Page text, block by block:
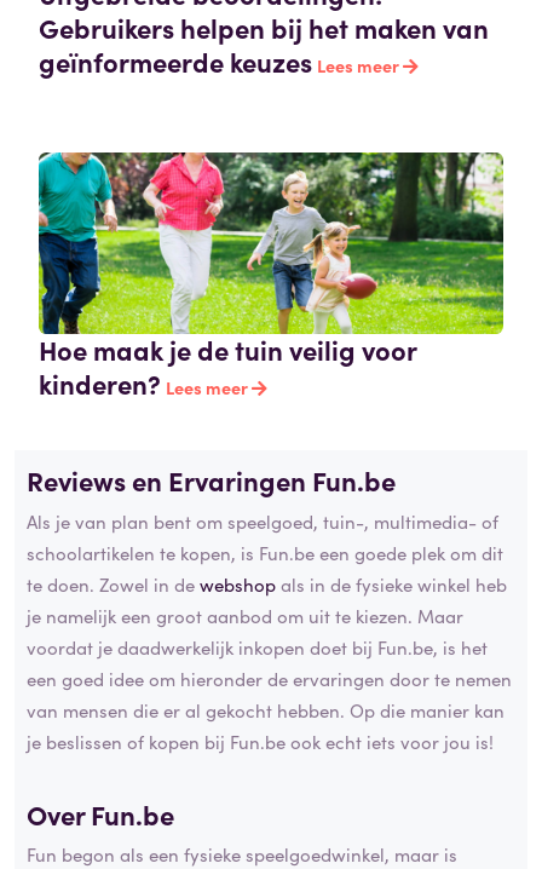
Gebruikers helpen bij het maken van
geïnformeerde keuzes Lees meer
Hoe maak je de tuin veilig voor
kinderen? Lees meer
Reviews en Ervaringen Fun.be
Als je van plan bent om speelgoed, tuin-, multimedia- of
schoolartikelen te kopen, is Fun.be een goede plek om dit
te doen. Zowel in dewebshopals in de fysieke winkel heb
je namelijk een groot aanbod om uit te kiezen. Maar
voordat je daadwerkelijk inkopen doet bij Fun.be, is het
een goed idee om hieronder de ervaringen door te nemen
van mensen die er al gekocht hebben. Op die manier kan
je beslissen of kopen bij Fun.be ook echt iets voor jou is!
Over Fun.be
Fun begon als een fysieke speelgoedwinkel, maar is